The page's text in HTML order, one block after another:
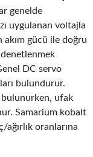
genelde
uygulanan voltajla
akım gücü ile doğru
denetlenmek
DC servo
bulundurur.
ufak
Samarium kobalt
ağırlık oranlarına